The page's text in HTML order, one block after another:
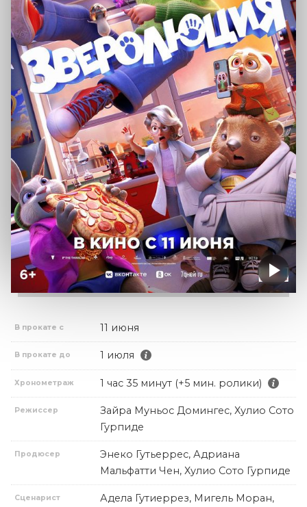
В прокате с 11 июня
В прокате до 1 июля
Хронометраж 1 час 35 минут (+5 мин. ролики)
Режиссер
Зайра Муньос Домингес, Хулио Сото
Гурпиде
Продюсер
Энеко Гутьеррес, Адриана
Мальфатти Чен, Хулио Сото Гурпиде
Сценарист
Адела Гутиеррез, Мигель Моран,